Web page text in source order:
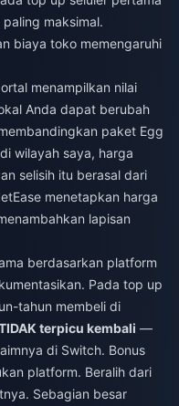
maksimal.
biaya toko memengaruhi
menampilkan nilai
Anda dapat berubah
paket Egg
wilayah saya, harga
selisih itu berasal dari
menetapkan harga
lapisan
berdasarkan platform
Pada top up
tahun membeli di
terpicu kembali —
di Switch. Bonus
platform. Beralih dari
Sebagian besar